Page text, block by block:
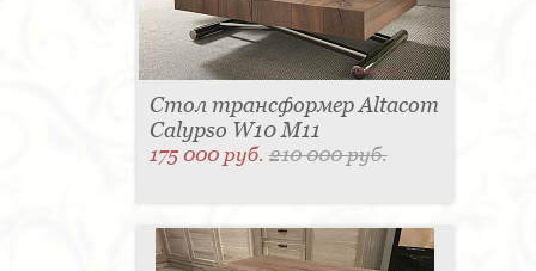
Стол трансформер Altacom
Calypso W10 M11
175 000 руб.210 000 руб.